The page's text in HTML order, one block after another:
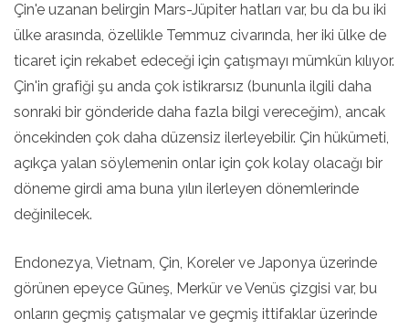
Çin'e uzanan belirgin Mars-Jüpiter hatları var, bu da bu iki
ülke arasında, özellikle Temmuz civarında, her iki ülke de
ticaret için rekabet edeceği için çatışmayı mümkün kılıyor.
Çin'in grafiği şu anda çok istikrarsız (bununla ilgili daha
sonraki bir gönderide daha fazla bilgi vereceğim), ancak
öncekinden çok daha düzensiz ilerleyebilir. Çin hükümeti,
açıkça yalan söylemenin onlar için çok kolay olacağı bir
döneme girdi ama buna yılın ilerleyen dönemlerinde
değinilecek.
Endonezya, Vietnam, Çin, Koreler ve Japonya üzerinde
görünen epeyce Güneş, Merkür ve Venüs çizgisi var, bu
onların geçmiş çatışmalar ve geçmiş ittifaklar üzerinde